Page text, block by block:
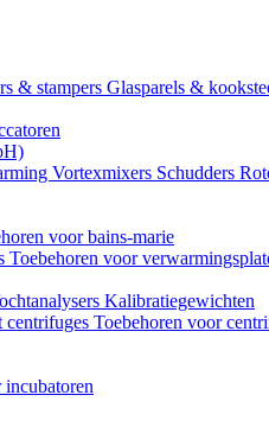
& stampers Glasparels &
Vortexmixers Schudders
voor bains-marie
Toebehoren voor
Kalibratiegewichten
centrifuges Toebehoren voor
incubatoren